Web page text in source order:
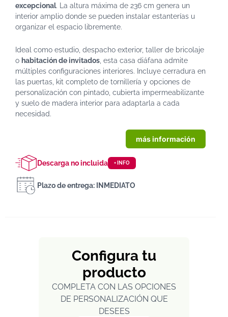
excepcional. La altura máxima de 236 cm genera un
interior amplio donde se pueden instalar estanterías u
organizar el espacio libremente.
Ideal como estudio, despacho exterior, taller de bricolaje
o habitación de invitados, esta casa diáfana admite
múltiples configuraciones interiores. Incluye cerradura en
las puertas, kit completo de tornillería y opciones de
personalización con pintado, cubierta impermeabilizante
y suelo de madera interior para adaptarla a cada
necesidad.
más información
Descarga no incluida + INFO
Plazo de entrega: INMEDIATO
Configura tu
producto
COMPLETA CON LAS OPCIONES
DE PERSONALIZACIÓN QUE
DESEES